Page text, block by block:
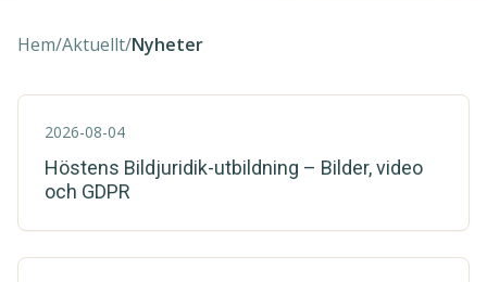
Hem/Aktuellt/Nyheter
2026-08-04
Höstens Bildjuridik-utbildning – Bilder, video
och GDPR